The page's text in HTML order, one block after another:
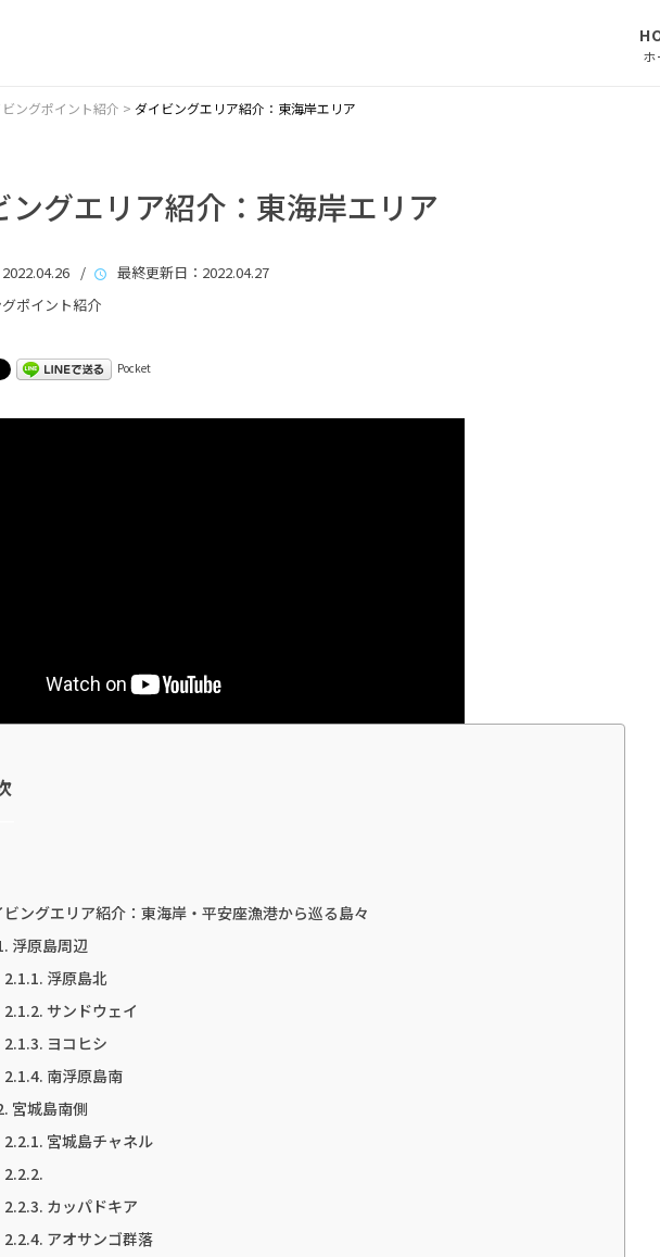
ホ
ングポイント紹介 > ダイビングエリア紹介：東海岸エリア
ングエリア紹介：東海岸エリア
2022.04.26 / 最終更新日 ：2022.04.27
ポイント紹介
Pocket
ビングエリア紹介：東海岸・平安座漁港から巡る島々
浮原島周辺
浮原島北
サンドウェイ
ヨコヒシ
南浮原島南
宮城島南側
宮城島チャネル
カッパドキア
アオサンゴ群落